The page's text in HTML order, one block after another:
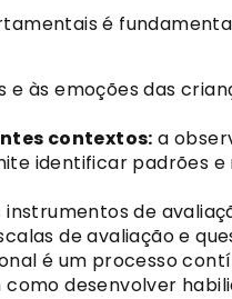
é
e às emoções das
contextos: a
identificar padrões
instrumentos de
de avaliação e
é um processo
desenvolver